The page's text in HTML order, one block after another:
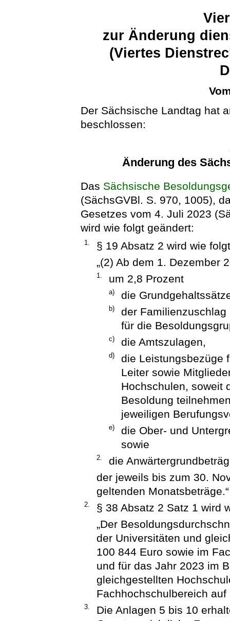
zur Änderung
(Viertes
Der Sächsische Landtag hat
beschlossen:
Änderung des
Das Sächsische
(SächsGVBl. S. 970, 1005),
Gesetzes vom 4. Juli 2023
wird wie folgt geändert:
1.
§ 19 Absatz 2 wird wie
„(2) Ab dem 1. Dezember
1. um 2,8 Prozent
a) die
b)
der
für die
c) die Amtszulagen,
d)
die Leistungsbezüge
Leiter sowie
Hochschulen, soweit
Besoldung
jeweiligen
e)
die Ober- und
sowie
2.
die
der jeweils bis zum 30.
geltenden Monatsbeträge.“
2.
§ 38 Absatz 2 Satz 1 wird
„Der
der Universitäten und
100 844 Euro sowie im
und für das Jahr 2023 im
gleichgestellten
Fachhochschulbereich
3.
Die Anlagen 5 bis 10